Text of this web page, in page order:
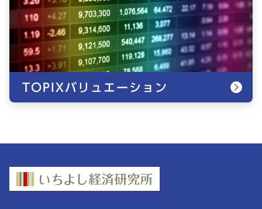
TOPIXバリュエーション